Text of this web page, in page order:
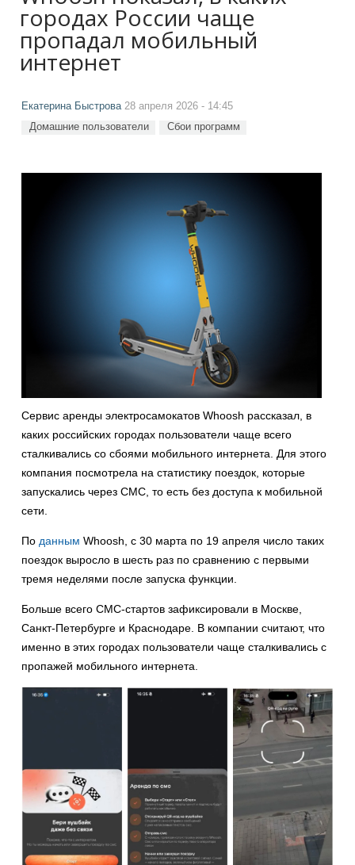
городах России чаще
пропадал мобильный
интернет
Екатерина Быстрова28 апреля 2026 - 14:45
Домашние пользователи Сбои программ
Сервис аренды электросамокатов Whoosh рассказал, в
каких российских городах пользователи чаще всего
сталкивались со сбоями мобильного интернета. Для этого
компания посмотрела на статистику поездок, которые
запускались через СМС, то есть без доступа к мобильной
сети.
По данным Whoosh, с 30 марта по 19 апреля число таких
поездок выросло в шесть раз по сравнению с первыми
тремя неделями после запуска функции.
Больше всего СМС-стартов зафиксировали в Москве,
Санкт-Петербурге и Краснодаре. В компании считают, что
именно в этих городах пользователи чаще сталкивались с
пропажей мобильного интернета.